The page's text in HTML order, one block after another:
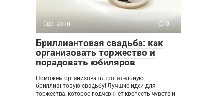
Сценарии 0
Бриллиантовая свадьба: как
организовать торжество и
порадовать юбиляров
Поможем организовать трогательную
бриллиантовую свадьбу! Лучшие идеи для
торжества, которое подчеркнет крепость чувств и